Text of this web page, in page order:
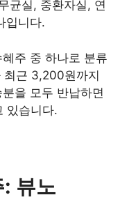
균실, 중환자실, 연
입니다.
주 중 하나로 분류
근 3,200원까지
을 모두 반납하면
있습니다.
뷰노